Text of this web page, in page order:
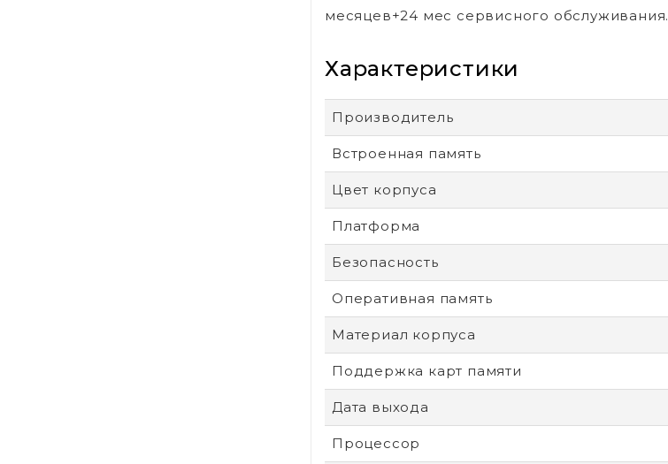
месяцев+24 мес сервисного обслуживания.
Характеристики
Производитель
Встроенная память
Цвет корпуса
Платформа
Безопасность
Оперативная память
Материал корпуса
Поддержка карт памяти
Дата выхода
Процессор